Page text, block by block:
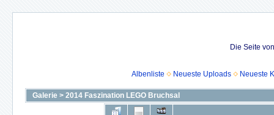
Die Seite
Albenliste Neueste Uploads Neueste
Galerie > 2014 Faszination LEGO Bruchsal